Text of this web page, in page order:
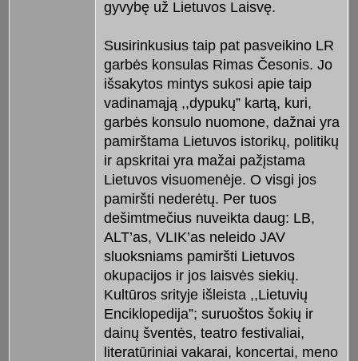
gyvybę už Lietuvos Laisvę.
Susirinkusius taip pat pasveikino LR
garbės konsulas Rimas Česonis. Jo
išsakytos mintys sukosi apie taip
vadinamąją ,,dypukų” kartą, kuri,
garbės konsulo nuomone, dažnai yra
pamirštama Lietuvos istorikų, politikų
ir apskritai yra mažai pažįstama
Lietuvos visuomenėje. O visgi jos
pamiršti nederėtų. Per tuos
dešimtmečius nuveikta daug: LB,
ALT’as, VLIK’as neleido JAV
sluoksniams pamiršti Lietuvos
okupacijos ir jos laisvės siekių.
Kultūros srityje išleista ,,Lietuvių
Enciklopedija”; suruoštos šokių ir
dainų šventės, teatro festivaliai,
literatūriniai vakarai, koncertai, meno